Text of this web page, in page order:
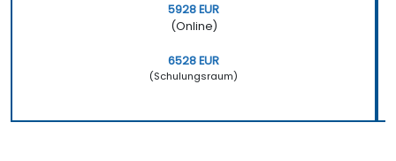
5928 EUR
(Online)
6528 EUR
(Schulungsraum)